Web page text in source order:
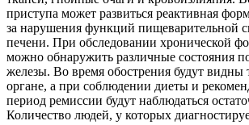
приступа может развиться реактивная
за нарушения функций пищеварительной
печени. При обследовании хронической
можно обнаружить различные состояния
железы. Во время обострения будут видны
органе, а при соблюдении диеты и
период ремиссии будут наблюдаться
Количество людей, у которых